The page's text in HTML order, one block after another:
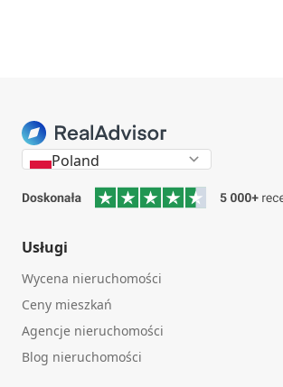
Poland
Usługi
Wycena nieruchomości
Ceny mieszkań
Agencje nieruchomości
Blog nieruchomości